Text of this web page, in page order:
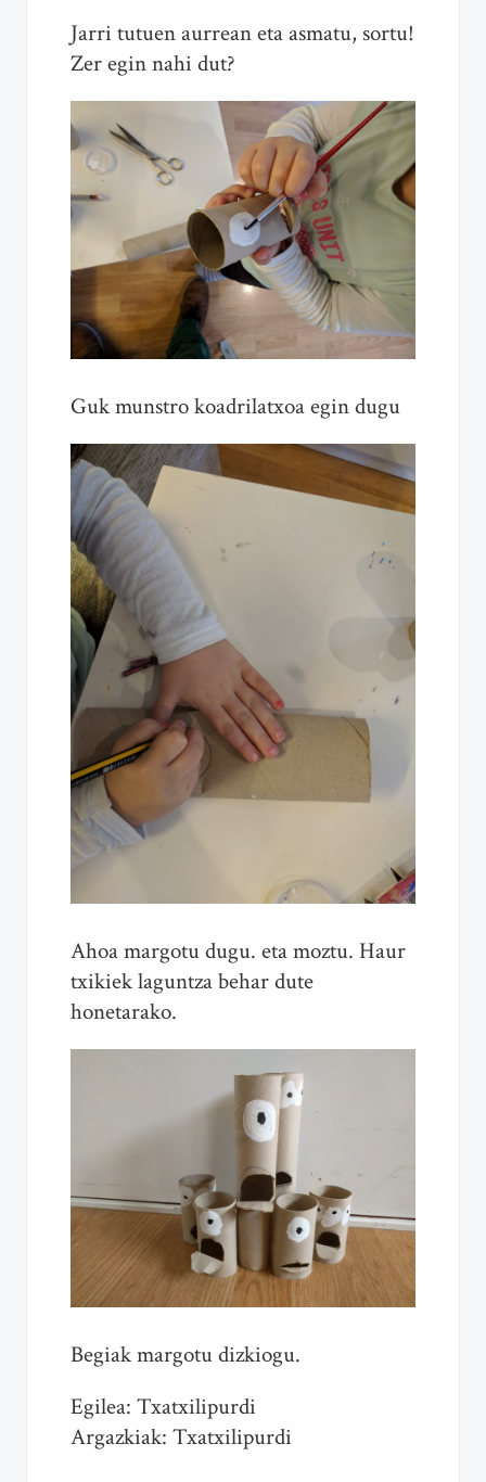
Jarri tutuen aurrean eta asmatu, sortu!
Zer egin nahi dut?
Guk munstro koadrilatxoa egin dugu
Ahoa margotu dugu. eta moztu. Haur
txikiek laguntza behar dute
honetarako.
Begiak margotu dizkiogu.
Egilea: Txatxilipurdi
Argazkiak: Txatxilipurdi